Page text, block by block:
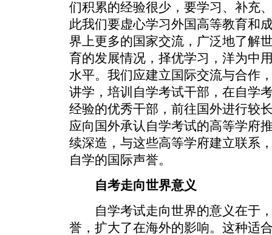
们积累的经验很少，要学习、补充
此我们要虚心学习外国高等教育和
界上更多的国家交流，广泛地了解
育的发展情况，择优学习，洋为中
水平。我们应建立国际交流与合作
讲学，培训自学考试干部，在自学
经验的优秀干部，前往国外进行较
应向国外承认自学考试的高等学府
续深造，与这些高等学府建立联系
自学的国际声誉。
自考走向世界意义
自学考试走向世界的意义在于，
誉，扩大了在海外的影响。这种适